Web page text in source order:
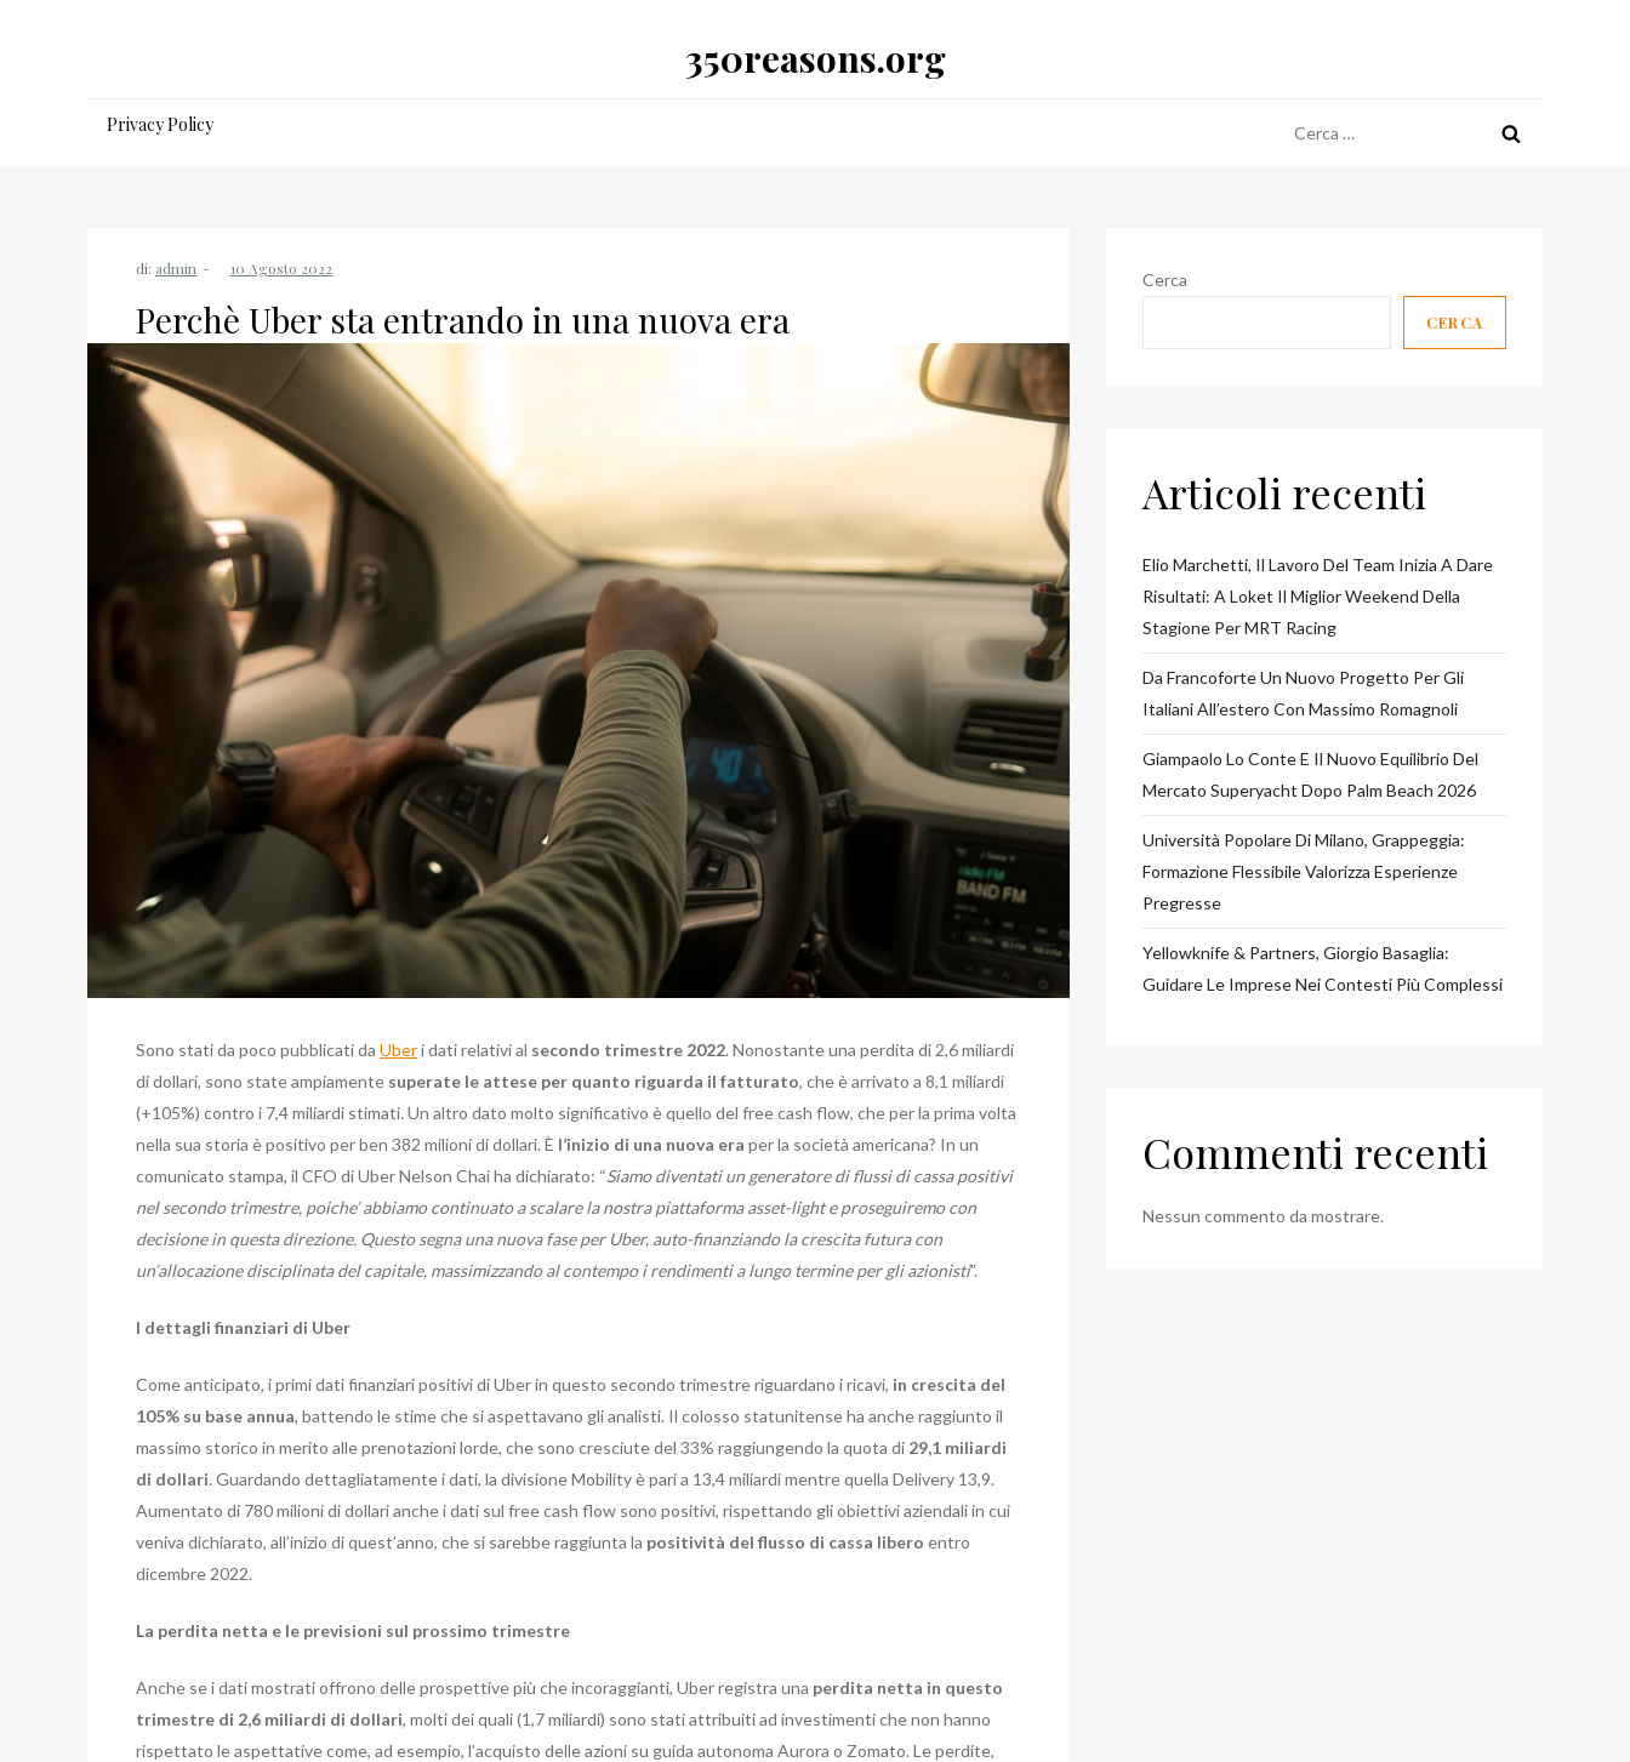
350reasons.org
Privacy Policy
per:
di: admin
Perchè Uber sta entrando in una nuova era
Sono stati da poco pubblicati da Uberi dati relativi al secondo trimestre 2022. Nonostante una perdita di 2,6 miliardi
di dollari, sono state ampiamente superate le attese per quanto riguarda il fatturato, che è arrivato a 8,1 miliardi
(+105%) contro i 7,4 miliardi stimati. Un altro dato molto significativo è quello del free cash flow, che per la prima volta
nella sua storia è positivo per ben 382 milioni di dollari. È l’inizio di una nuova era per la società americana? In un
comunicato stampa, il CFO di Uber Nelson Chai ha dichiarato: “Siamo diventati un generatore di flussi di cassa positivi
nel secondo trimestre, poiche’ abbiamo continuato a scalare la nostra piattaforma asset-light e proseguiremo con
decisione in questa direzione. Questo segna una nuova fase per Uber, auto-finanziando la crescita futura con
un’allocazione disciplinata del capitale, massimizzando al contempo i rendimenti a lungo termine per gli azionisti”.
I dettagli finanziari di Uber
Come anticipato, i primi dati finanziari positivi di Uber in questo secondo trimestre riguardano i ricavi, in crescita del
105% su base annua, battendo le stime che si aspettavano gli analisti. Il colosso statunitense ha anche raggiunto il
massimo storico in merito alle prenotazioni lorde, che sono cresciute del 33% raggiungendo la quota di 29,1 miliardi
di dollari. Guardando dettagliatamente i dati, la divisione Mobility è pari a 13,4 miliardi mentre quella Delivery 13,9.
Aumentato di 780 milioni di dollari anche i dati sul free cash flow sono positivi, rispettando gli obiettivi aziendali in cui
veniva dichiarato, all’inizio di quest’anno, che si sarebbe raggiunta la positività del flusso di cassa libero entro
dicembre 2022.
La perdita netta e le previsioni sul prossimo trimestre
Anche se i dati mostrati offrono delle prospettive più che incoraggianti, Uber registra una perdita netta in questo
trimestre di 2,6 miliardi di dollari, molti dei quali (1,7 miliardi) sono stati attribuiti ad investimenti che non hanno
rispettato le aspettative come, ad esempio, l’acquisto delle azioni su guida autonoma Aurora o Zomato. Le perdite,
Cerca
CERCA
Articoli recenti
Elio Marchetti, Il Lavoro Del Team Inizia A Dare
Risultati: A Loket Il Miglior Weekend Della
Stagione Per MRT Racing
Da Francoforte Un Nuovo Progetto Per Gli
Italiani All’estero Con Massimo Romagnoli
Giampaolo Lo Conte E Il Nuovo Equilibrio Del
Mercato Superyacht Dopo Palm Beach 2026
Università Popolare Di Milano, Grappeggia:
Formazione Flessibile Valorizza Esperienze
Pregresse
Yellowknife & Partners, Giorgio Basaglia:
Guidare Le Imprese Nei Contesti Più Complessi
Commenti recenti
Nessun commento da mostrare.